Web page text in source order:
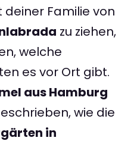
Familie von
zu ziehen,
welche
es vor Ort gibt.
aus Hamburg
wie die
in